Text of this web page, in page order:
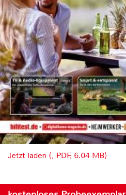
Jetzt laden (, PDF, 6.04 MB)